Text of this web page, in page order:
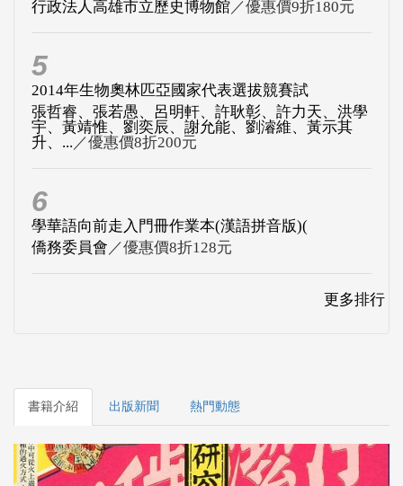
行政法人高雄市立歷史博物館／優惠價9折180元
5
2014年生物奧林匹亞國家代表選拔競賽試
張哲睿、張若愚、呂明軒、許耿彰、許力天、洪學
宇、黃靖惟、劉奕辰、謝允能、劉濬維、黃示其
升、... ／優惠價8折200元
6
學華語向前走入門冊作業本(漢語拼音版)(
僑務委員會 ／優惠價8折128元
更多排行
書籍介紹 出版新聞 熱門動態